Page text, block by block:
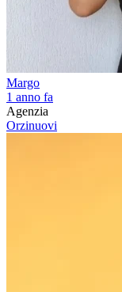
Margo
1 anno fa
Agenzia
Orzinuovi